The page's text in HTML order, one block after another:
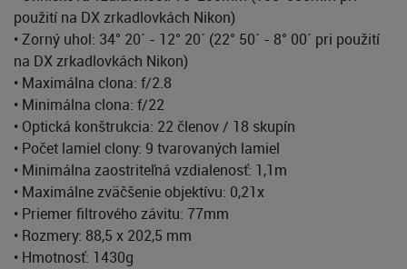
použití na DX zrkadlovkách Nikon)
• Zorný uhol: 34° 20´ - 12° 20´ (22° 50´ - 8° 00´ pri použití
na DX zrkadlovkách Nikon)
• Maximálna clona: f/2.8
• Minimálna clona: f/22
• Optická konštrukcia: 22 členov / 18 skupín
• Počet lamiel clony: 9 tvarovaných lamiel
• Minimálna zaostriteľná vzdialenosť: 1,1m
• Maximálne zväčšenie objektívu: 0,21x
• Priemer filtrového závitu: 77mm
• Rozmery: 88,5 x 202,5 mm
• Hmotnosť: 1430g